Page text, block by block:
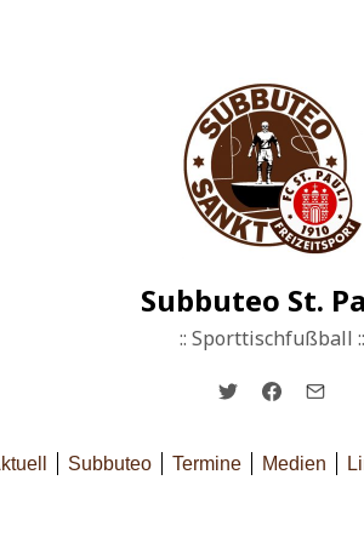
Subbuteo St.
:: Sporttischfußball ::
Subbuteo Termine Medien